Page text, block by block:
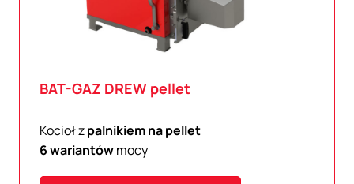
BAT-GAZ DREW pellet
Kocioł zpalnikiem na pellet
6 wariantówmocy